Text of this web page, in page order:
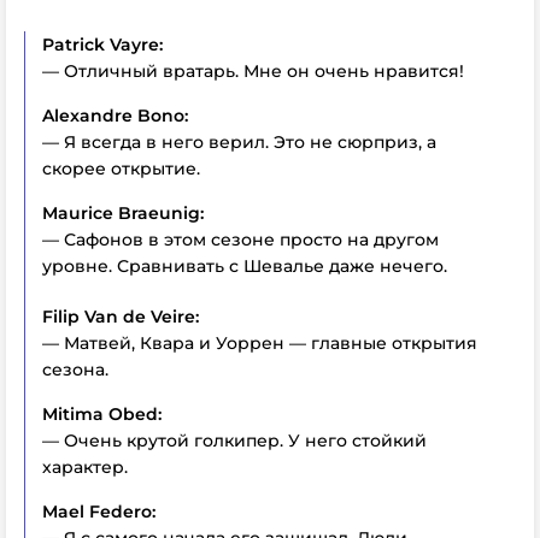
Patrick Vayre:
— Отличный вратарь. Мне он очень нравится!
Alexandre Bono:
— Я всегда в него верил. Это не сюрприз, а
скорее открытие.
Maurice Braeunig:
— Сафонов в этом сезоне просто на другом
уровне. Сравнивать с Шевалье даже нечего.
Filip Van de Veire:
— Матвей, Квара и Уоррен — главные открытия
сезона.
Mitima Obed:
— Очень крутой голкипер. У него стойкий
характер.
Mael Federo: